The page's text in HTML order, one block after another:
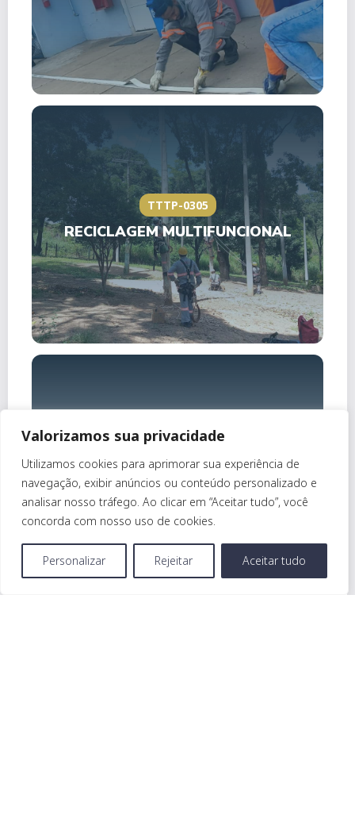
Valorizamos sua privacidade
Utilizamos cookies para aprimorar sua experiência de
navegação, exibir anúncios ou conteúdo personalizado e
analisar nosso tráfego. Ao clicar em “Aceitar tudo”, você
concorda com nosso uso de cookies.
Personalizar Rejeitar Aceitar tudo
TTTP-0305
RECICLAGEM MULTIFUNCIONAL
RECICLAGEM NR-10/NR-35
aqui.